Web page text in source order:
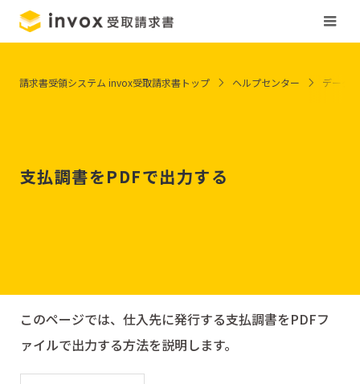
支払調書をPDFで出力する
請求書受領システム invox受取請求書トップ ヘルプセンター データ
このページでは、仕入先に発行する支払調書をPDFフ
ァイルで出力する方法を説明します。